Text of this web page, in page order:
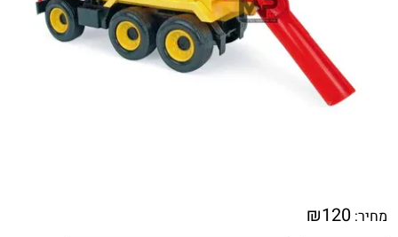
מחיר: ₪120